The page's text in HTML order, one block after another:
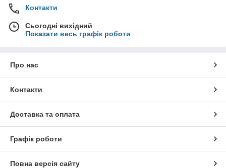
Контакти
Сьогодні вихідний
Показати весь графік роботи
Про нас
Контакти
Доставка та оплата
Графік роботи
Повна версія сайту